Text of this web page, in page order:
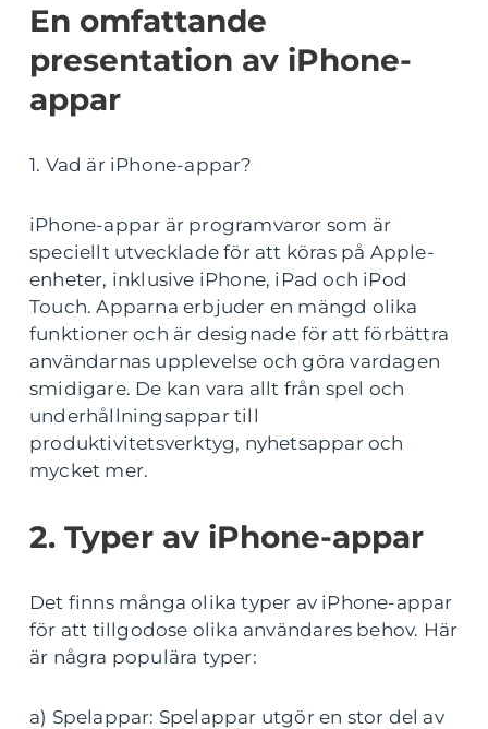
En omfattande
presentation av iPhone-
appar
1. Vad är iPhone-appar?
iPhone-appar är programvaror som är
speciellt utvecklade för att köras på Apple-
enheter, inklusive iPhone, iPad och iPod
Touch. Apparna erbjuder en mängd olika
funktioner och är designade för att förbättra
användarnas upplevelse och göra vardagen
smidigare. De kan vara allt från spel och
underhållningsappar till
produktivitetsverktyg, nyhetsappar och
mycket mer.
2. Typer av iPhone-appar
Det finns många olika typer av iPhone-appar
för att tillgodose olika användares behov. Här
är några populära typer:
a) Spelappar: Spelappar utgör en stor del av